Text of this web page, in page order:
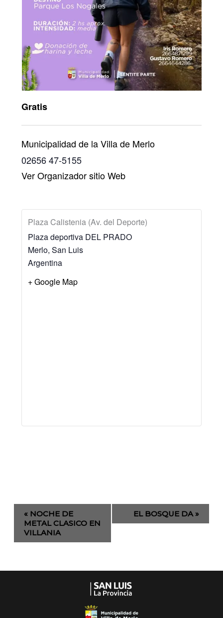
Gratis
Municipalidad de la Villa de Merlo
02656 47-5155
Ver Organizador sitio Web
Plaza Calistenia (Av. del Deporte)
Plaza deportiva DEL PRADO
Merlo, San Luis
Argentina
+ Google Map
Evento
Navegación
« NOCHE DE
METAL CLASICO EN
VILLANIA
EL BOSQUE DA»